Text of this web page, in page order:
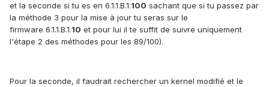
et la seconde si tu es en 6.1.1.B.1.100 sachant que si tu passez par
la méthode 3 pour la mise à jour tu seras sur le
firmware 6.1.1.B.1.10 et pour lui il te suffit de suivre uniquement
l'étape 2 des méthodes pour les 89/100).
Pour la seconde, il faudrait rechercher un kernel modifié et le